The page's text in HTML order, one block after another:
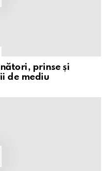
prinse și
de mediu